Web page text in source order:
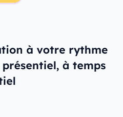
à votre rythme
à temps